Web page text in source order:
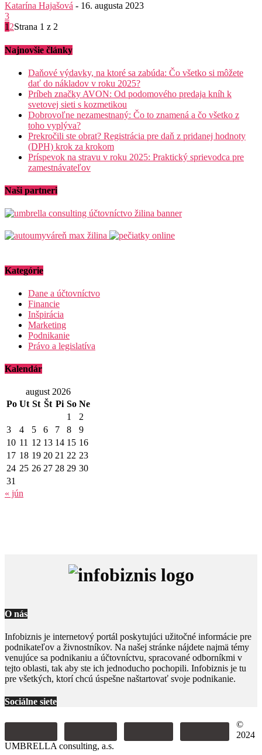
Katarína Hajašová - 16. augusta 2023
3
1 2Strana 1 z 2
Najnovšie články
Daňové výdavky, na ktoré sa zabúda: Čo všetko si môžete
dať do nákladov v roku 2025?
Príbeh značky AVON: Od podomového predaja kníh k
svetovej sieti s kozmetikou
Dobrovoľne nezamestnaný: Čo to znamená a čo všetko z
toho vyplýva?
Prekročili ste obrat? Registrácia pre daň z pridanej hodnoty
(DPH) krok za krokom
Príspevok na stravu v roku 2025: Praktický sprievodca pre
zamestnávateľov
Naši partneri
Kategórie
Dane a účtovníctvo
Financie
Inšpirácia
Marketing
Podnikanie
Právo a legislatíva
Kalendár
august 2026
Po Ut St Št Pi So Ne
1
2
3
4 5 6 7 8
9
10 11 12 13 14 15 16
17 18 19 20 21 22 23
24 25 26 27 28 29 30
31
« jún
O nás
Infobiznis je internetový portál poskytujúci užitočné informácie pre
podnikateľov a živnostníkov. Na našej stránke nájdete najmä témy
venujúce sa podnikaniu a účtovníctvu, spracované odborníkmi v
tejto oblasti, tak aby ste ich jednoducho pochopili. Infobiznis je tu
pre všetkých, ktorí chcú úspešne naštartovať svoje podnikanie.
Sociálne siete
©
2024
UMBRELLA consulting, a.s.